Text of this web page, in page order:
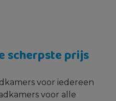
scherpste prijs
voor iedereen
voor alle